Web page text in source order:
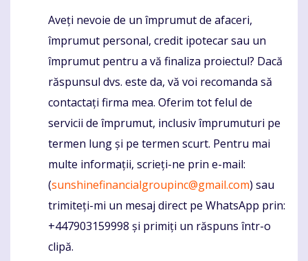
Aveți nevoie de un împrumut de afaceri,
împrumut personal, credit ipotecar sau un
împrumut pentru a vă finaliza proiectul? Dacă
răspunsul dvs. este da, vă voi recomanda să
contactați firma mea. Oferim tot felul de
servicii de împrumut, inclusiv împrumuturi pe
termen lung și pe termen scurt. Pentru mai
multe informații, scrieți-ne prin e-mail:
(sunshinefinancialgroupinc@gmail.com) sau
trimiteți-mi un mesaj direct pe WhatsApp prin:
+447903159998 și primiți un răspuns într-o
clipă.